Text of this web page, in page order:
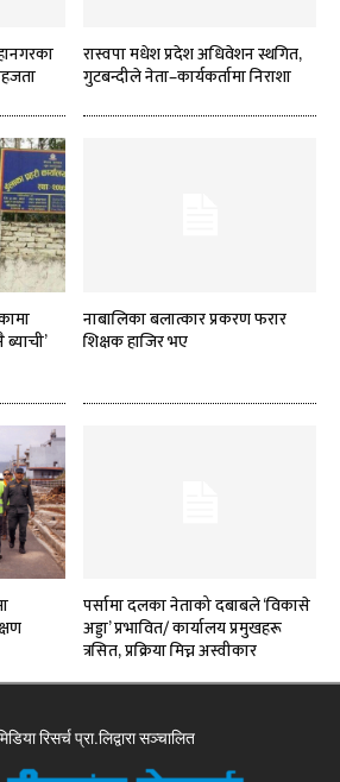
रास्वपा मधेश प्रदेश अधिवेशन स्थगित,
गुटबन्दीले नेता–कार्यकर्तामा निराशा
नाबालिका बलात्कार प्रकरण फरार
शिक्षक हाजिर भए
पर्सामा दलका नेताको दबाबले ‘विकासे
अड्डा’ प्रभावित/ कार्यालय प्रमुखहरू
त्रसित, प्रक्रिया मिच्न अस्वीकार
रिसर्च प्रा.लिद्वारा सञ्चालित